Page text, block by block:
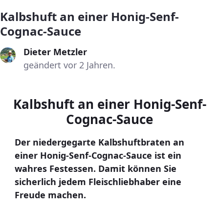
Kalbshuft an einer Honig-Senf-
Cognac-Sauce
Dieter Metzler
geändert vor 2 Jahren.
Kalbshuft an einer Honig-Senf-
Cognac-Sauce
Der niedergegarte Kalbshuftbraten an
einer Honig-Senf-Cognac-Sauce ist ein
wahres Festessen. Damit können Sie
sicherlich jedem Fleischliebhaber eine
Freude machen.